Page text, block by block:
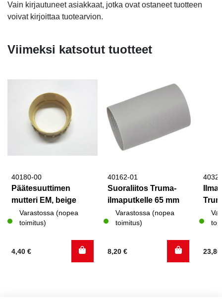
Vain kirjautuneet asiakkaat, jotka ovat ostaneet tuotteen
voivat kirjoittaa tuotearvion.
Viimeksi katsotut tuotteet
40180-00
Päätesuuttimen
mutteri EM, beige
Varastossa (nopea
toimitus)
4,40 €
40162-01
Suoraliitos Truma-
ilmaputkelle 65 mm
Varastossa (nopea
toimitus)
8,20 €